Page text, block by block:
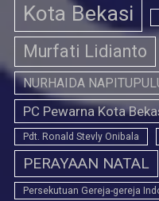
Kota Bekasi
Murfati Lidianto
NURHAIDA
PC Pewarna Kota
Pdt. Ronald Stevly Onibala
PERAYAAN NATAL
Persekutuan Gereja-gereja